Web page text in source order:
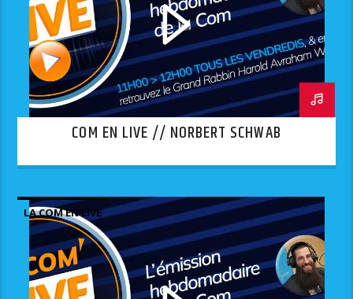
COM EN LIVE // NORBERT SCHWAB
LA COM EN LIVE